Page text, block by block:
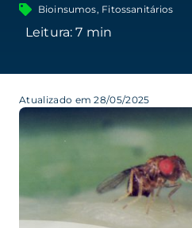
Bioinsumos, Fitossanitários
Atualizado em 28/05/2025